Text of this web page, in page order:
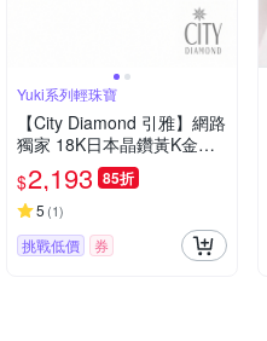
Yuki系列輕珠寶
【City Diamond 引雅】網路
獨家 18K日本晶鑽黃K金愛
心造型耳環(東京Yuki系列)
$2,193 85折
5 (1)
挑戰低價 券